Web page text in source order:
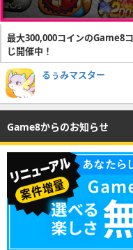
最大300,000コインのGame8
じ開催中！
るぅみマスター
Game8からのお知らせ